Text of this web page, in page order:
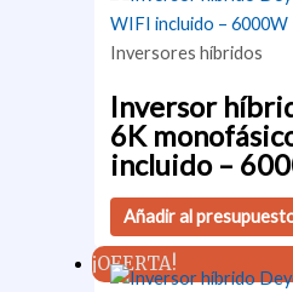
Inversores híbridos
Inversor
6K
incluido –
Añadir al
¡OFERTA!